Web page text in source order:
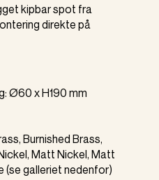
kipbar spot fra
direkte på
Ø60 x H190 mm
Burnished Brass,
Matt Nickel, Matt
(se galleriet nedenfor)